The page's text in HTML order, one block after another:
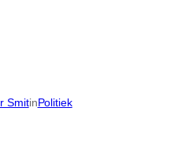
SmitinPolitiek